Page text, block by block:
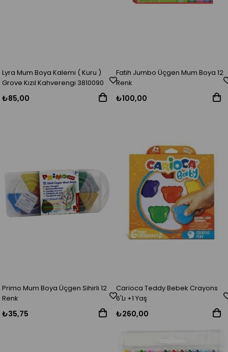
Lyra Mum Boya Kalemi ( Kuru )
Grove Kızıl Kahverengi 3810090
₺85,00
Fatih Jumbo Üçgen Mum Boya 12
Renk
₺100,00
Primo Mum Boya Üçgen Sihirli 12
Renk
₺35,75
Carioca Teddy Bebek Crayons
6'Lı +1 Yaş
₺260,00